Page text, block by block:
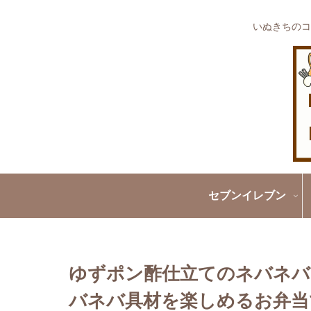
いぬきちの
セブンイレブン
ゆずポン酢仕立てのネバネ
バネバ具材を楽しめるお弁